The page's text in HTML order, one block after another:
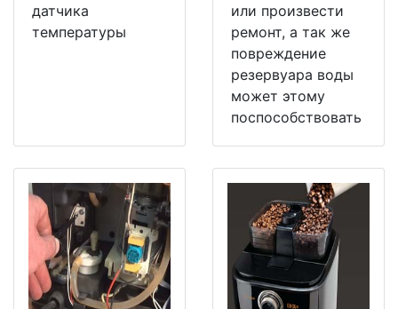
датчика
температуры
или произвести
ремонт, а так же
повреждение
резервуара воды
может этому
поспособствовать